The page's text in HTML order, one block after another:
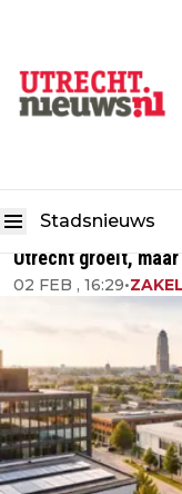
Stadsnieuws
Utrecht groeit,
02 FEB , 16:29•